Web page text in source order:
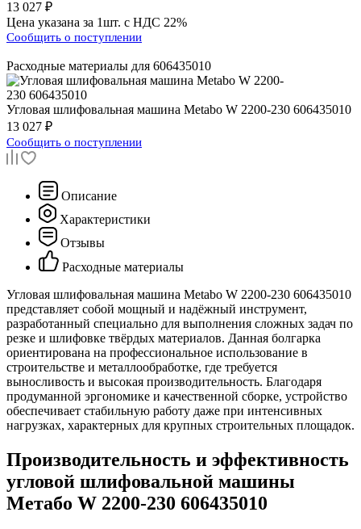
13 027 ₽
Цена указана за 1шт. с НДС 22%
Сообщить о поступлении
Расходные материалы для 606435010
Угловая шлифовальная машина Metabo W 2200-230 606435010
13 027 ₽
Сообщить о поступлении
Описание
Характеристики
Отзывы
Расходные материалы
Угловая шлифовальная машина Metabo W 2200-230 606435010
представляет собой мощный и надёжный инструмент,
разработанный специально для выполнения сложных задач по
резке и шлифовке твёрдых материалов. Данная болгарка
ориентирована на профессиональное использование в
строительстве и металлообработке, где требуется
выносливость и высокая производительность. Благодаря
продуманной эргономике и качественной сборке, устройство
обеспечивает стабильную работу даже при интенсивных
нагрузках, характерных для крупных строительных площадок.
Производительность и эффективность
угловой шлифовальной машины
Метабо W 2200-230 606435010